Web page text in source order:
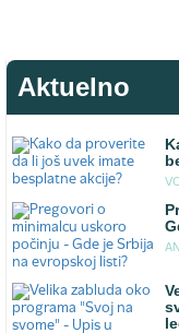
Aktuelno